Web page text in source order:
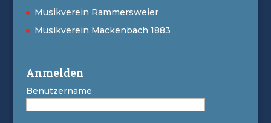
Musikverein Rammersweier
Musikverein Mackenbach 1883
Anmelden
Benutzername